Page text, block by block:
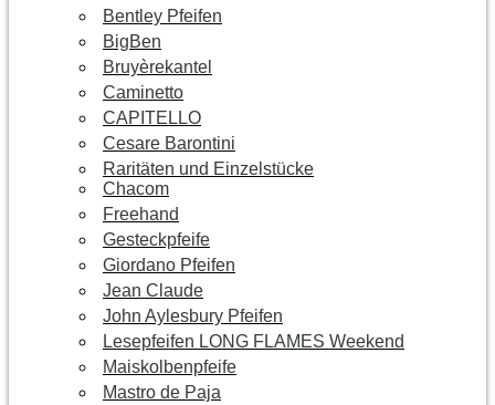
Bentley Pfeifen
BigBen
Bruyèrekantel
Caminetto
CAPITELLO
Cesare Barontini
Raritäten und Einzelstücke
Chacom
Freehand
Gesteckpfeife
Giordano Pfeifen
Jean Claude
John Aylesbury Pfeifen
Lesepfeifen LONG FLAMES Weekend
Maiskolbenpfeife
Mastro de Paja